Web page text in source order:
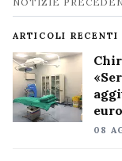
notizie
ARTICOLI RECENTI
08